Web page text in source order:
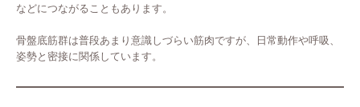
などにつながることもあります。
骨盤底筋群は普段あまり意識しづらい筋肉ですが、日常動作や呼吸、
姿勢と密接に関係しています。